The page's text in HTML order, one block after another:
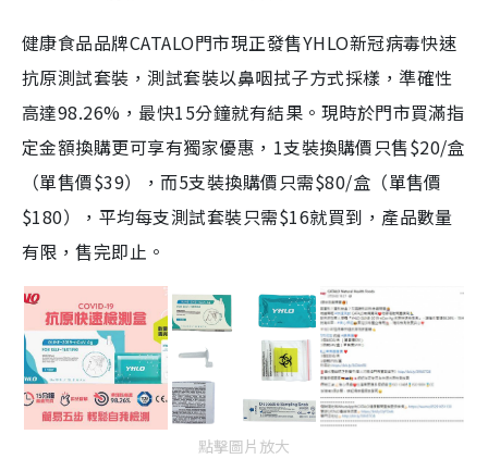
健康食品品牌CATALO門市現正發售YHLO新冠病毒快速
抗原測試套裝，測試套裝以鼻咽拭子方式採樣，準確性
高達98.26%，最快15分鐘就有結果。現時於門市買滿指
定金額換購更可享有獨家優惠，1支裝換購價只售$20/盒
（單售價$39），而5支裝換購價只需$80/盒（單售價
$180），平均每支測試套裝只需$16就買到，產品數量
有限，售完即止。
點擊圖片放大